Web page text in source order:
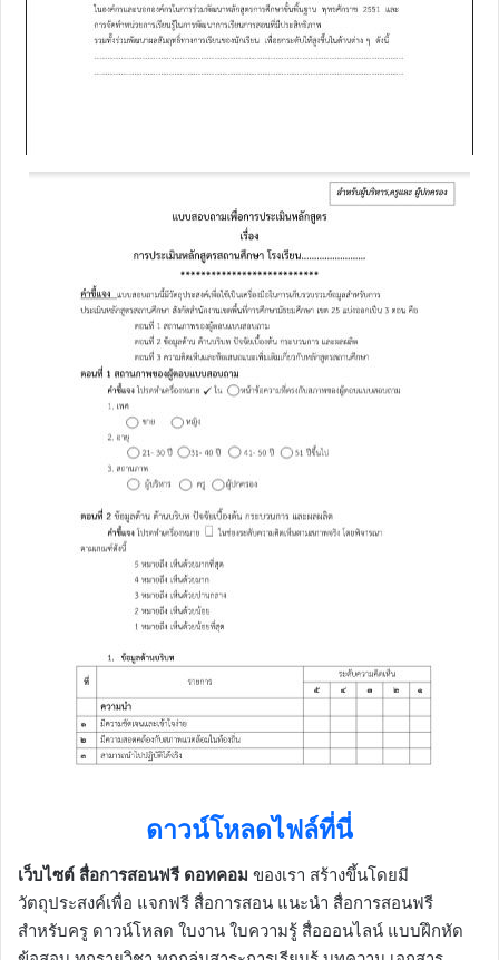
ดาวน์โหลดไฟล์ที่นี่
เว็บไซต์ สื่อการสอนฟรี ดอทคอม ของเรา สร้างขึ้นโดยมี
วัตถุประสงค์เพื่อ แจกฟรี สื่อการสอน แนะนำ สื่อการสอนฟรี
สำหรับครู ดาวน์โหลด ใบงาน ใบความรู้ สื่อออนไลน์ แบบฝึกหัด